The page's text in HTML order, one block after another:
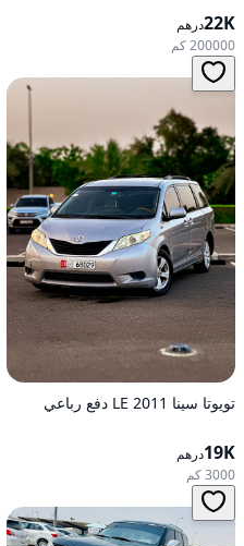
22Kدرهم
200000 كم
تويوتا سينا 2011 LE دفع رباعي
19Kدرهم
3000 كم